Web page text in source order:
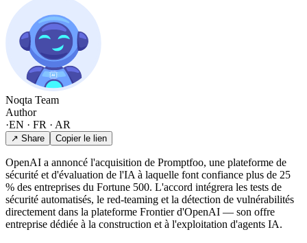
Noqta Team
Author
·EN · FR · AR
↗ Share Copier le lien
OpenAI a annoncé l'acquisition de Promptfoo, une plateforme de
sécurité et d'évaluation de l'IA à laquelle font confiance plus de 25
% des entreprises du Fortune 500. L'accord intégrera les tests de
sécurité automatisés, le red-teaming et la détection de vulnérabilités
directement dans la plateforme Frontier d'OpenAI — son offre
entreprise dédiée à la construction et à l'exploitation d'agents IA.